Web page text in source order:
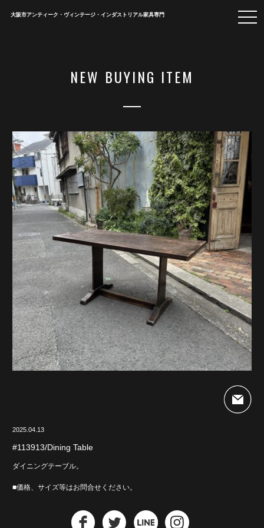
大阪市アンティーク・ヴィンテージ・インダストリアル家具専門
NEW BUYING ITEM
2025.04.13
#113913/Dining Table
ダイニングテーブル。
■価格、サイズ等はお問合せください。